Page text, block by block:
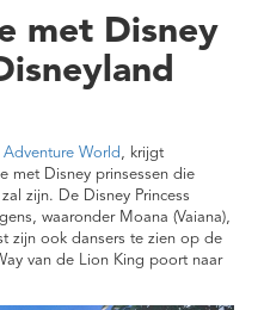
met Disney
World, krijgt
met Disney prinsessen die
zijn. De Disney Princess
waaronder Moana (Vaiana),
zijn ook dansers te zien op de
van de Lion King poort naar